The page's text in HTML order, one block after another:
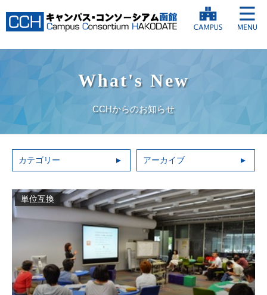
What's New
CCHからのお知らせ
カテゴリー アーカイブ
単位互換